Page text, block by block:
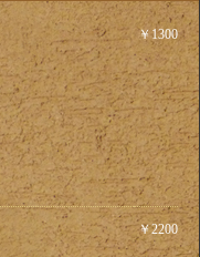
￥1300
￥2200